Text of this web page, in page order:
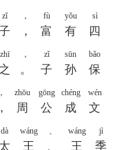
zǐ ，
，
fù
富
yǒu
有
sì
四
zhī
之
，
。
zǐ
子
sūn
孙
bǎo
保
，
，
zhōu
周
gōng
公
chéng
成
wén
文
dà
太
wáng
王
、
、
wáng
王
jì
季